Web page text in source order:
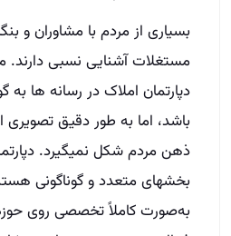
فعالیت هستند. به عبارتی
املاک سنتی، مجموعه ­ای از
اما در دپارتمان ­های املاک
در دپارتمان­های املاک برای هر
ویژه و مشخصی تعیین شده
مشاوران در حوزه­ های خود
یکی از ویژگی­های مهم این